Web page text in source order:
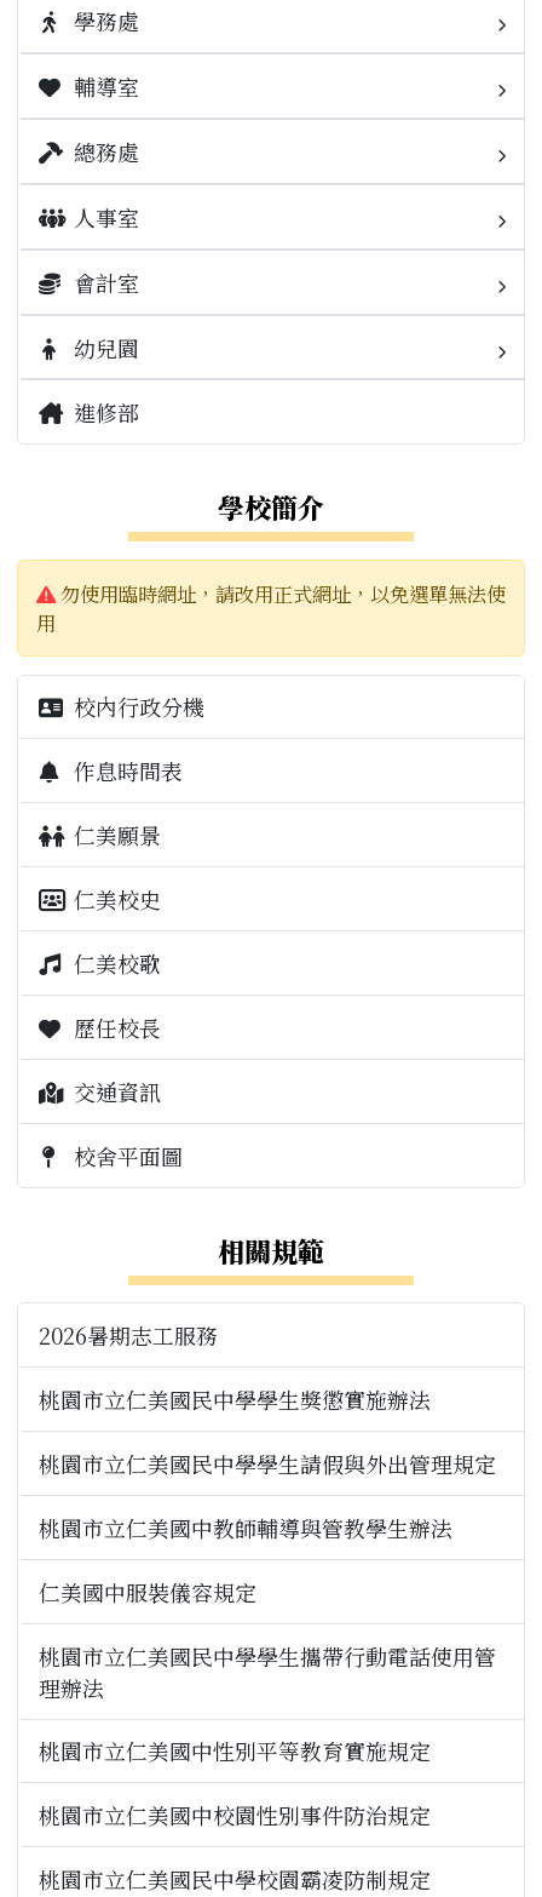
業務職掌
校園公告
榮譽榜
檔案下載
校外重要連結
學生園地
學務處
業務職掌
校園公告
活動相簿
榮譽榜
輔導室
業務職掌
校園公告
活動相簿
榮譽榜
常用連結
總務處
業務職掌
校園公告
場地設施開放使用管理要點
報修
人事室
業務職掌
校園公告
常用連結
會計室
業務職掌
校園公告
本校決算書
本校預算書
幼兒園
校園公告
進修部
學校簡介
警告:
勿使用臨時網址，請改用正式網址，以免選單無法使
用
校內行政分機
作息時間表
仁美願景
仁美校史
仁美校歌
歷任校長
交通資訊
校舍平面圖
相關規範
2026暑期志工服務
桃園市立仁美國民中學學生獎懲實施辦法
桃園市立仁美國民中學學生請假與外出管理規定
桃園市立仁美國中教師輔導與管教學生辦法
仁美國中服裝儀容規定
桃園市立仁美國民中學學生攜帶行動電話使用管
理辦法
桃園市立仁美國中性別平等教育實施規定
桃園市立仁美國中校園性別事件防治規定
桃園市立仁美國民中學校園霸凌防制規定